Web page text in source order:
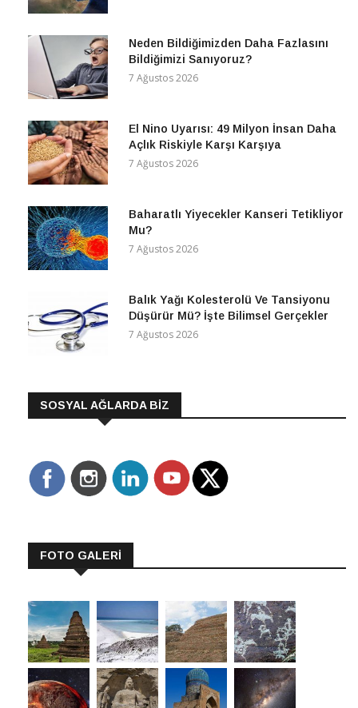
Neden Bildiğimizden Daha Fazlasını
Bildiğimizi Sanıyoruz?
7 Ağustos 2026
El Nino Uyarısı: 49 Milyon İnsan Daha
Açlık Riskiyle Karşı Karşıya
7 Ağustos 2026
Baharatlı Yiyecekler Kanseri Tetikliyor
Mu?
7 Ağustos 2026
Balık Yağı Kolesterolü Ve Tansiyonu
Düşürür Mü? İşte Bilimsel Gerçekler
7 Ağustos 2026
SOSYAL AĞLARDA BİZ
FOTO GALERİ